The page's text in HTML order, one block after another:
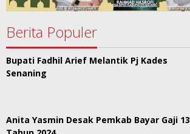
Berita Populer
Bupati Fadhil Arief Melantik Pj Kades
Senaning
Anita Yasmin Desak Pemkab Bayar Gaji 13